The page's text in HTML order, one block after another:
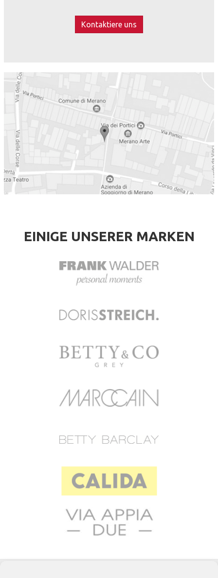
Kontaktiere uns
EINIGE UNSERER MARKEN